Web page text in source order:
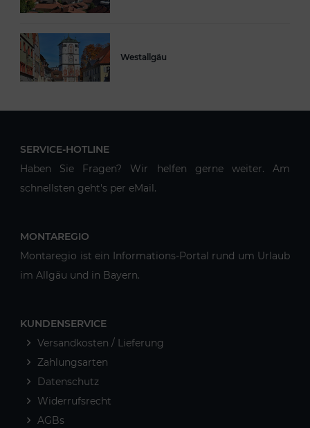
Westallgäu
SERVICE-HOTLINE
Haben Sie Fragen? Wir helfen gerne weiter. Am
schnellsten geht's per eMail.
MONTAREGIO
Montaregio ist ein Informations-Portal rund um Urlaub
im Allgäu und in Bayern.
KUNDENSERVICE
Versandkosten / Lieferung
Zahlungsarten
Datenschutz
Widerrufsrecht
AGBs